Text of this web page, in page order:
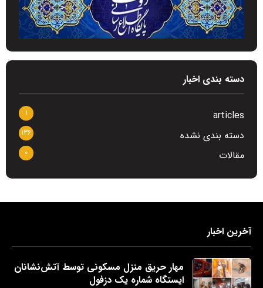
دسته بندی اخبار
articles
1
دسته بندی نشده 136
مقالات 0
آخرین اخبار
مهار حریق منزل مسکونی توسط آتش‌نشانان
ایستگاه شماره یک دزفول